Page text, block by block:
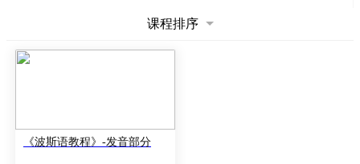
课程排序
《波斯语教程》-发音部分